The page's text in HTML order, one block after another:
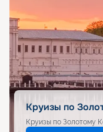
Круизы по
Круизы по Золотому